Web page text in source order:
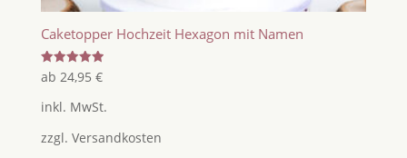
Caketopper Hochzeit Hexagon mit Namen
Bewertet
mit
von 5
ab 24,95 €
inkl. MwSt.
zzgl. Versandkosten